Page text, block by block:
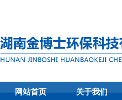
网站首页 关于我们